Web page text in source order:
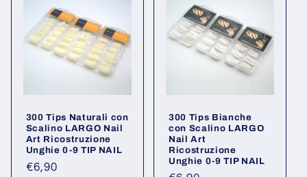
300 Tips Naturali con
Scalino LARGO Nail
Art Ricostruzione
Unghie 0-9 TIP NAIL
Prezzo
€6,90
300 Tips Bianche
con Scalino LARGO
Nail Art
Ricostruzione
Unghie 0-9 TIP NAIL